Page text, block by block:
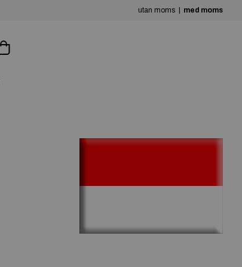
utan moms med moms